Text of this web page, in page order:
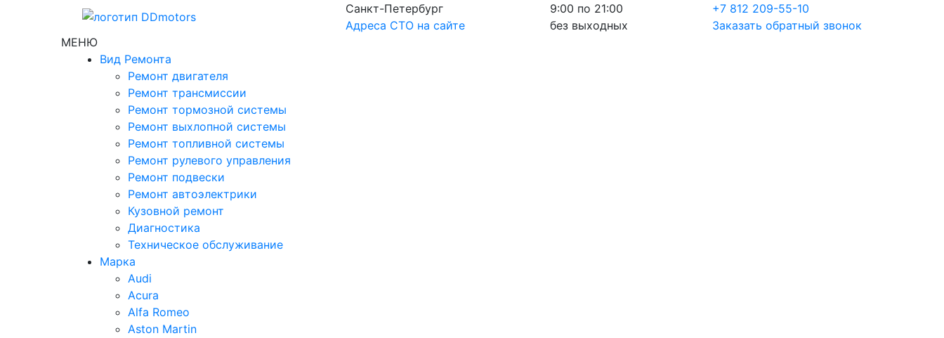
Санкт-Петербург
Адреса СТО на сайте
9:00 по 21:00
без выходных
+7 812 209-55-10
Заказать обратный звонок
МЕНЮ
Вид Ремонта
Ремонт двигателя
Ремонт трансмиссии
Ремонт тормозной системы
Ремонт выхлопной системы
Ремонт топливной системы
Ремонт рулевого управления
Ремонт подвески
Ремонт автоэлектрики
Кузовной ремонт
Диагностика
Техническое обслуживание
Марка
Audi
Acura
Alfa Romeo
Aston Martin